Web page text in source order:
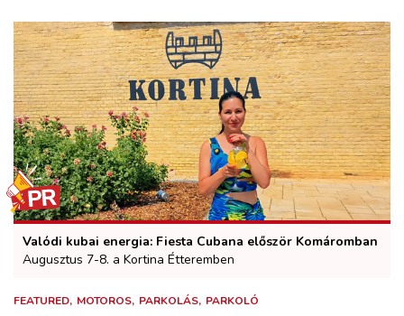
Valódi kubai energia: Fiesta Cubana először Komáromban
Augusztus 7-8. a Kortina Étteremben
FEATURED MOTOROS PARKOLÁS PARKOLÓ